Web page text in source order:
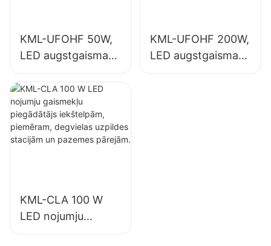
KML-UFOHF 50W,
LED augstgaismas
gaismekļu
piegādātājs
rūpniecības
uzņēmumiem,
noliktavām un
KML-UFOHF 200W,
LED augstgaismas
gaismekļu
KML-CLA 100 W
LED nojumju
gaismekļu